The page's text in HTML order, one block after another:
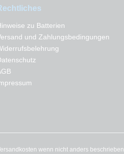
zu Batterien
und Zahlungsbedingungen
wenn nicht anders beschrieben